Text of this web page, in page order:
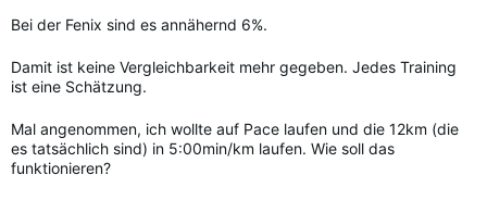
Bei der Fenix sind es annähernd 6%.
Damit ist keine Vergleichbarkeit mehr gegeben. Jedes Training
ist eine Schätzung.
Mal angenommen, ich wollte auf Pace laufen und die 12km (die
es tatsächlich sind) in 5:00min/km laufen. Wie soll das
funktionieren?